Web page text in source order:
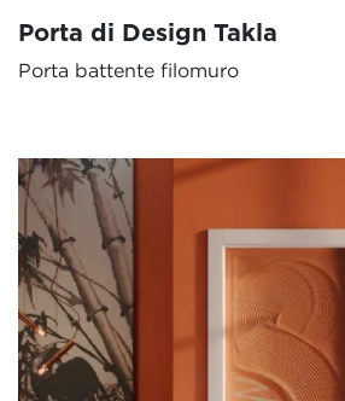
Porta di Design Takla
Porta battente filomuro